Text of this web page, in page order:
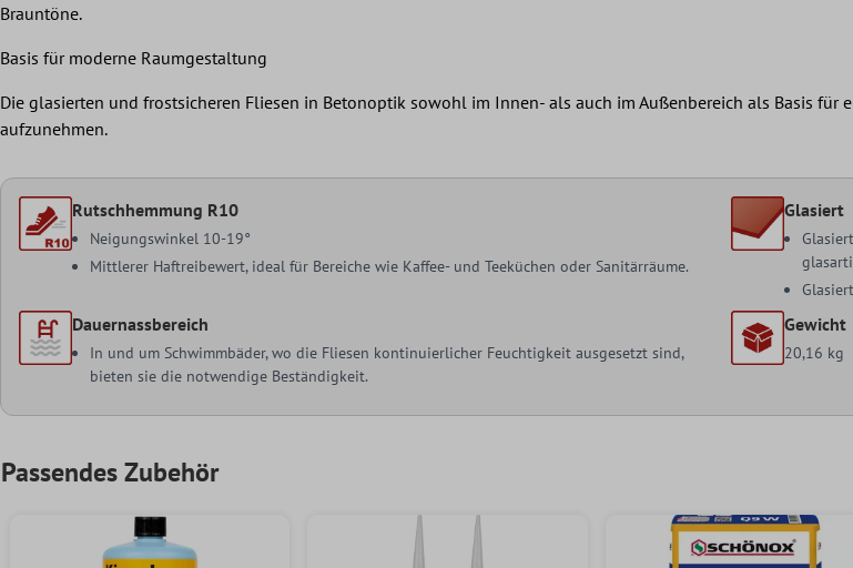
Brauntöne.
Basis für moderne Raumgestaltung
Die glasierten und frostsicheren Fliesen in Betonoptik sowohl im Innen- als auch im Außenbereich als Basis
aufzunehmen.
Rutschhemmung R10
Neigungswinkel 10-19°
Mittlerer Haftreibewert, ideal für Bereiche wie Kaffee- und Teeküchen oder Sanitärräume.
Glasiert
Dauernassbereich
In und um Schwimmbäder, wo die Fliesen kontinuierlicher Feuchtigkeit ausgesetzt sind,
bieten sie die notwendige Beständigkeit.
Gewicht
20,16 kg
Passendes Zubehör